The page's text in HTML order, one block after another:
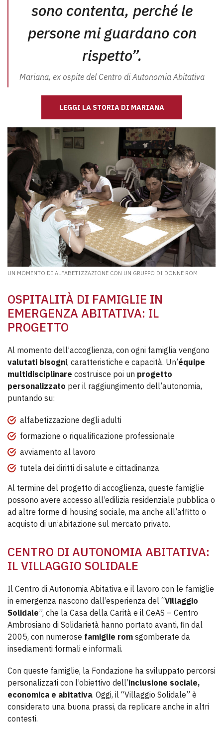
sono contenta, perché le
persone mi guardano con
rispetto”.
Mariana, ex ospite del Centro di Autonomia Abitativa
LEGGI LA STORIA DI MARIANA
UN MOMENTO DI ALFABETIZZAZIONE CON UN GRUPPO DI DONNE ROM
OSPITALITÀ DI FAMIGLIE IN
EMERGENZA ABITATIVA: IL
PROGETTO
Al momento dell’accoglienza, con ogni famiglia vengono
valutati bisogni, caratteristiche e capacità. Un’équipe
multidisciplinare costruisce poi un progetto
personalizzato per il raggiungimento dell’autonomia,
puntando su:
alfabetizzazione degli adulti
formazione o riqualificazione professionale
avviamento al lavoro
tutela dei diritti di salute e cittadinanza
Al termine del progetto di accoglienza, queste famiglie
possono avere accesso all’edilizia residenziale pubblica o
ad altre forme di housing sociale, ma anche all’affitto o
acquisto di un’abitazione sul mercato privato.
CENTRO DI AUTONOMIA ABITATIVA:
IL VILLAGGIO SOLIDALE
Il Centro di Autonomia Abitativa e il lavoro con le famiglie
in emergenza nascono dall’esperienza del “Villaggio
Solidale”, che la Casa della Carità e il CeAS – Centro
Ambrosiano di Solidarietà hanno portato avanti, fin dal
2005, con numerose famiglie rom sgomberate da
insediamenti formali e informali.
Con queste famiglie, la Fondazione ha sviluppato percorsi
personalizzati con l’obiettivo dell’inclusione sociale,
economica e abitativa. Oggi, il “Villaggio Solidale” è
considerato una buona prassi, da replicare anche in altri
contesti.